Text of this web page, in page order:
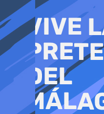
al
contenido